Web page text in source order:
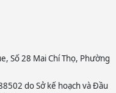
Số 28 Mai Chí Thọ, Phường
do Sở kế hoạch và Đầu